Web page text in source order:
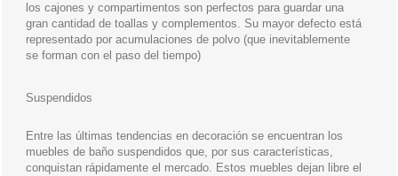
los cajones y compartimentos son perfectos para guardar una
gran cantidad de toallas y complementos. Su mayor defecto está
representado por acumulaciones de polvo (que inevitablemente
se forman con el paso del tiempo)
Suspendidos
Entre las últimas tendencias en decoración se encuentran los
muebles de baño suspendidos que, por sus características,
conquistan rápidamente el mercado. Estos muebles dejan libre el